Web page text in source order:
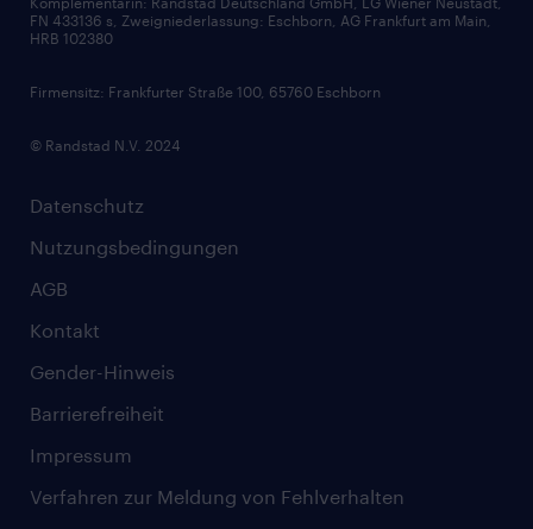
Soft Skills
Skills
Datenschutz
Nutzungsbedingungen
AGB
Kontakt
Gender-Hinweis
Barrierefreiheit
Impressum
Verfahren zur Meldung von Fehlverhalten
FN 433136 s, Zweigniederlassung: Eschborn, AG Frankfurt am Main,
HRB 102380
Firmensitz: Frankfurter Straße 100, 65760 Eschborn
© Randstad N.V. 2024